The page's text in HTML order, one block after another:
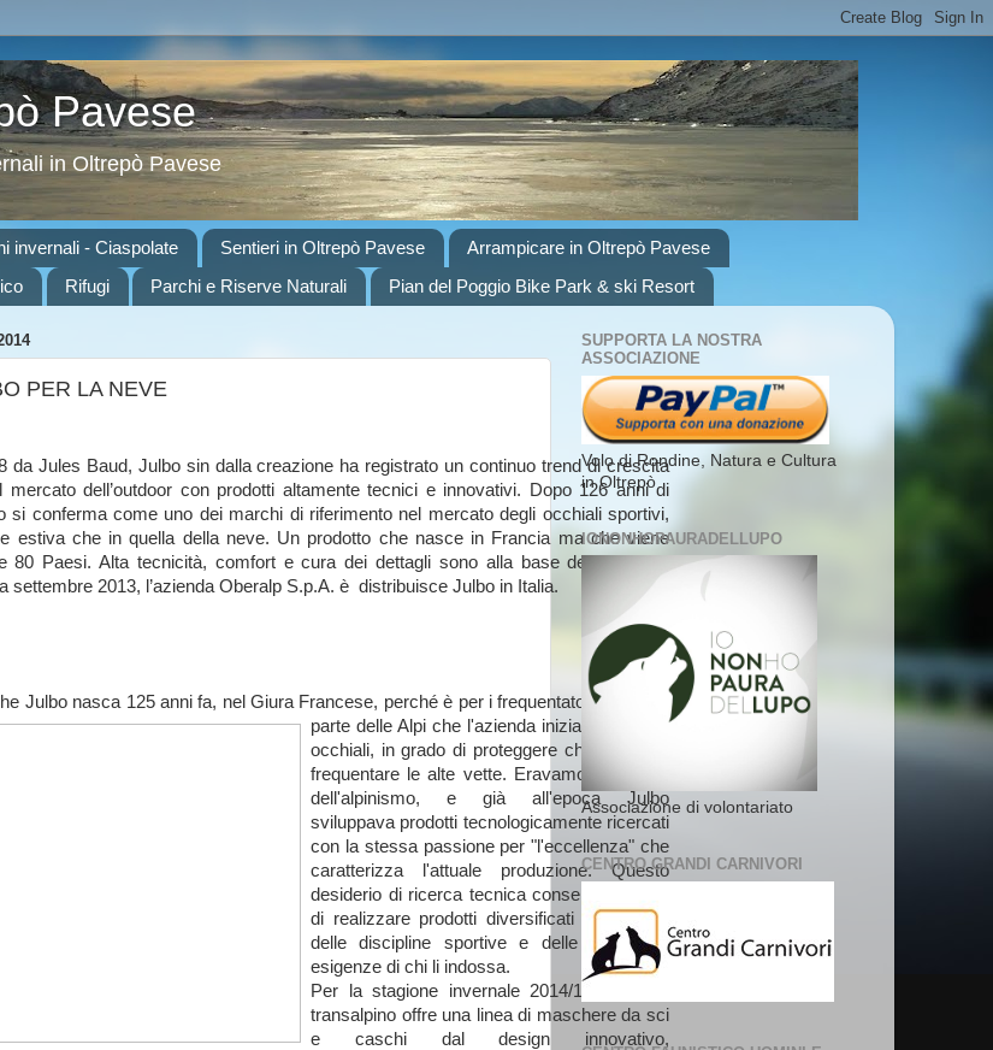
Pavese
in Oltrepò Pavese
invernali - Ciaspolate Sentieri in Oltrepò Pavese
Arrampicare in Oltrepò Pavese
Rifugi Parchi e Riserve Naturali Pian del Poggio Bike Park & ski Resort
PER LA NEVE
da Jules Baud, Julbo sin dalla creazione ha registrato un continuo trend di crescita
mercato dell’outdoor con prodotti altamente tecnici e innovativi. Dopo 126 anni di
si conferma come uno dei marchi di riferimento nel mercato degli occhiali sportivi,
estiva che in quella della neve. Un prodotto che nasce in Francia ma che viene
80 Paesi. Alta tecnicità, comfort e cura dei dettagli sono alla base delle linee di
settembre 2013, l’azienda Oberalp S.p.A. è distribuisce Julbo in Italia.
Julbo nasca 125 anni fa, nel Giura Francese, perché è per i frequentatori di quella
parte delle Alpi che l'azienda inizia a produrre
occhiali, in grado di proteggere chi iniziava a
frequentare le alte vette. Eravamo agli albori
dell'alpinismo, e già all'epoca Julbo
sviluppava prodotti tecnologicamente ricercati
con la stessa passione per "l'eccellenza" che
caratterizza l'attuale produzione. Questo
desiderio di ricerca tecnica consente a Julbo
di realizzare prodotti diversificati a seconda
delle discipline sportive e delle specifiche
esigenze di chi li indossa.
Per la stagione invernale 2014/15 il brand
transalpino offre una linea di maschere da sci
e caschi dal design innovativo,
SUPPORTA LA NOSTRA
ASSOCIAZIONE
Volo di Rondine, Natura e Cultura
in Oltrepò
IONONHOPAURADELLUPO
Associazione di volontariato
CENTRO GRANDI CARNIVORI